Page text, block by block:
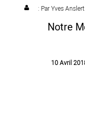
CONCEPT
SALADES
: ParYves Anslert
Notre
10 Avril